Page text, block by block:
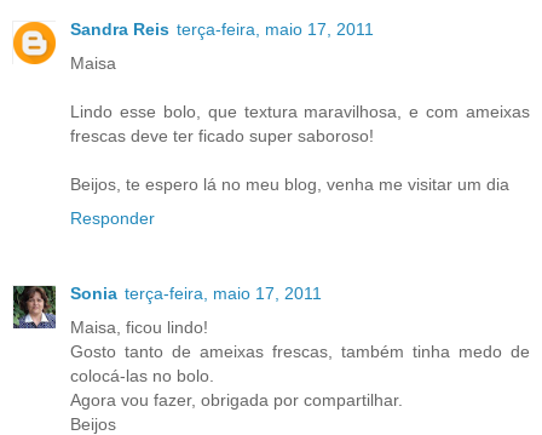
Sandra Reis terça-feira, maio 17, 2011
Maisa
Lindo esse bolo, que textura maravilhosa, e com ameixas
frescas deve ter ficado super saboroso!
Beijos, te espero lá no meu blog, venha me visitar um dia
Responder
Sonia terça-feira, maio 17, 2011
Maisa, ficou lindo!
Gosto tanto de ameixas frescas, também tinha medo de
colocá-las no bolo.
Agora vou fazer, obrigada por compartilhar.
Beijos